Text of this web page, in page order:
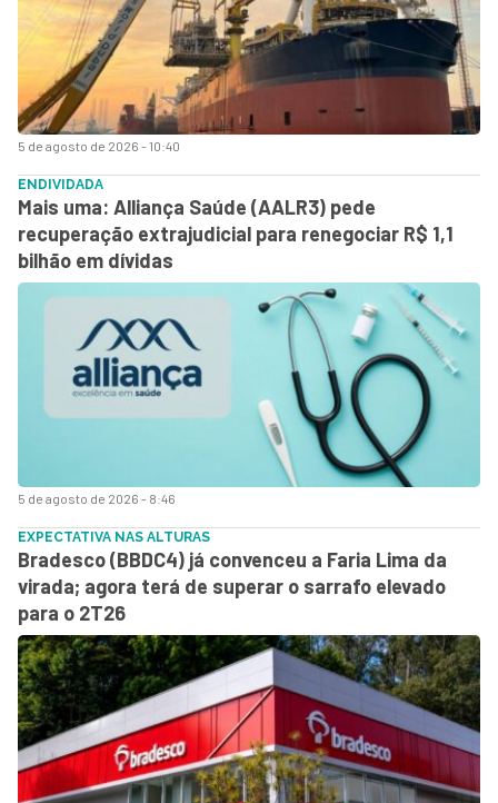
5 de agosto de 2026 - 10:40
5 de agosto de 2026 - 8:46
ENDIVIDADA
Mais uma: Alliança Saúde (AALR3) pede
recuperação extrajudicial para renegociar R$ 1,1
bilhão em dívidas
EXPECTATIVA NAS ALTURAS
Bradesco (BBDC4) já convenceu a Faria Lima da
virada; agora terá de superar o sarrafo elevado
para o 2T26